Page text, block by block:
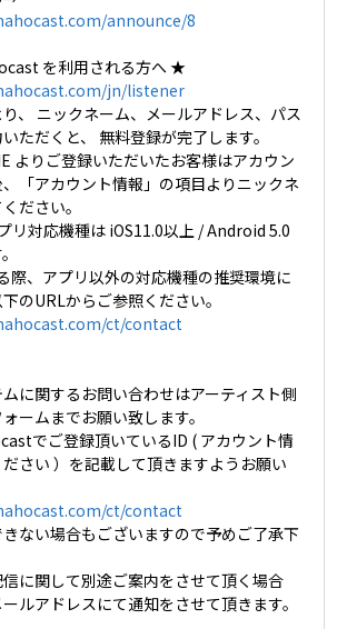
announce/8
を利用される方へ ★
jn/listener
り、 ニックネーム、メールアドレス、パス
ただくと、 無料登録が完了します。
よりご登録いただいたお客様はアカウン
、「アカウント情報」の項目よりニックネ
ださい。
リ対応機種は iOS11.0以上 / Android 5.0
際、アプリ以外の対応機種の推奨環境に
のURLからご参照ください。
ct/contact
に関するお問い合わせはアーティスト側
ームまでお願い致します。
でご登録頂いているID ( アカウント情
さい ）を記載して頂きますようお願い
ct/contact
ない場合もございますので予めご了承下
に関して別途ご案内をさせて頂く場合
ルアドレスにて通知をさせて頂きます。